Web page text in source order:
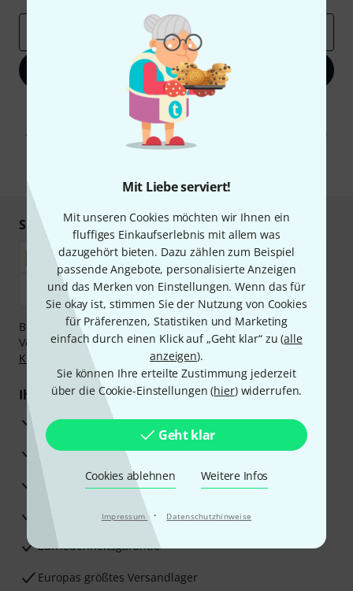
Mit Liebe serviert!
Mit unseren Cookies möchten wir Ihnen ein
fluffiges Einkaufserlebnis mit allem was
dazugehört bieten. Dazu zählen zum Beispiel
passende Angebote, personalisierte Anzeigen
und das Merken von Einstellungen. Wenn das für
Sie okay ist, stimmen Sie der Nutzung von Cookies
für Präferenzen, Statistiken und Marketing
einfach durch einen Klick auf „Geht klar“ zu (alle
anzeigen).
Sie können Ihre erteilte Zustimmung jederzeit
über die Cookie-Einstellungen (hier) widerrufen.
Geht klar
Cookies ablehnen Weitere Infos
Impressum · Datenschutzhinweise
Jetzt anmelden
Mit Klick auf „Jetzt anmelden“ stimmen Sie dem Erhalt von E-Mail-
Werbung und einer Messung des E-Mail-Nutzungsverhaltens zu. Die
Abmeldung ist jederzeit möglich. Weitere Informationen finden Sie in
unserenDatenschutzhinweisen
Sicher einkaufen & bezahlen
Bezahlen Sie vertraulich und sicher per Nachnahme,
Vorkasse, PayPal, Amazon Pay,Klarna Sofort bezahlen
Klarna Ratenzahlung
oder Kreditkarte.
Ihre Vorteile
3 Jahre Thomann Garantie
30 Tage Money-Back-Garantie
Reparaturservice
Beratung durch Fachexperten
Zufriedenheitsgarantie
Europas größtes Versandlager